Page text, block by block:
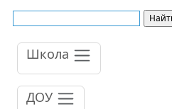
Школа
ДОУ